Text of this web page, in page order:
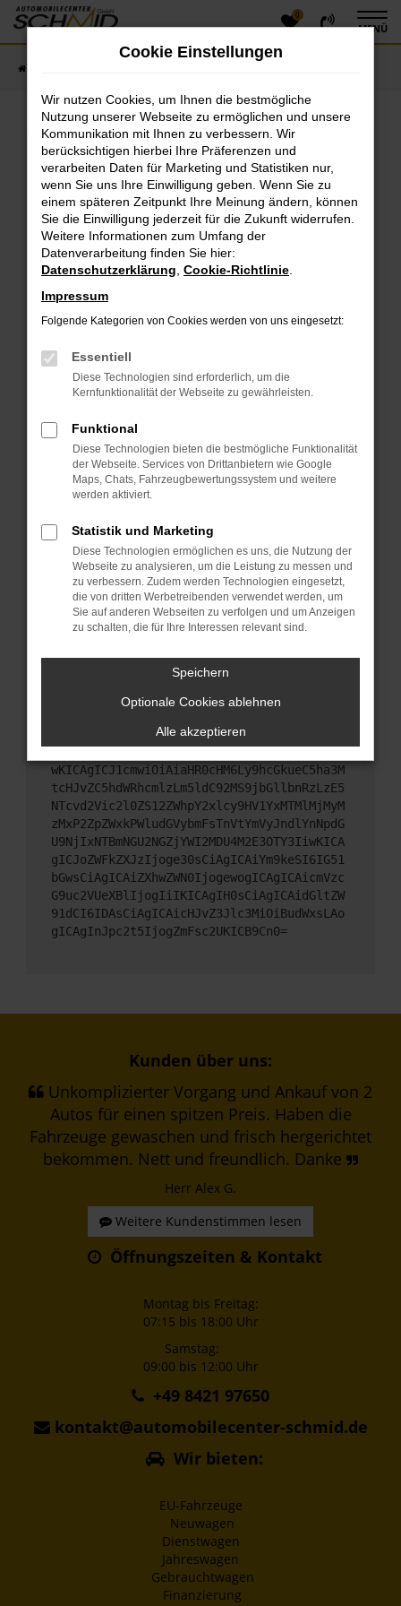
Zum
Hauptinhalt
0
MENÜ
Fehler: Network Error
Beim Laden ist ein Fehler aufgetreten.
Hier sind ein paar Tipps, die dir helfen können:
Überprüfe deine Firewall und deine
Internetverbindung.
Laden andere Webseiten, zum Beispiel deine
Suchmaschine?
Prüfe deine Browsererweiterungen.
das Laden bestimmter Seiten verhindern.
Funktioniert die Seite in einem anderen Browser
oder in einem privaten Fenster?
Das kann manchmal helfen, vorübergehende
Probleme zu beheben.
Stelle sicher, dass dein Browser und dein
Betriebssystem auf dem neuesten Stand sind.
Sicherheitsrisiko, sondern kann auch dazu führen,
dass bestimmte Funktionen nicht mehr
unterstützt werden.
Wende dich an den Webseitenbetreiber.
Wenn du alle oben genannten Schritte versucht
hast, kontaktiere uns bitte. Wir werden versuchen,
das Problem zu beheben. Du kannst uns diesen
Text schicken, um uns bei der Fehlersuche zu
unterstützen:
ewogICJuYW1lIjogIk5ldHdvcmtFcnJvciIsCiAgI
mNvbmZpZyI6IHsKICAgICJtZXRob2QiOiAiR0VUIi
wKICAgICJ1cmwiOiAiaHR0cHM6Ly9hcGkueC5ha3M
tcHJvZC5hdWRhcmlzLm5ldC92MS9jbGllbnRzLzE5
NTcvd2Vic2l0ZS12ZWhpY2xlcy9HV1YxMTMlMjMyM
zMxP2ZpZWxkPWludGVybmFsTnVtYmVyJndlYnNpdG
U9NjIxNTBmNGU2NGZjYWI2MDU4M2E3OTY3IiwKICA
gICJoZWFkZXJzIjoge30sCiAgICAiYm9keSI6IG51
bGwsCiAgICAiZXhwZWN0IjogewogICAgICAicmVzc
G9uc2VUeXBlIjogIiIKICAgIH0sCiAgICAidGltZW
91dCI6IDAsCiAgICAicHJvZ3Jlc3MiOiBudWxsLAo
gICAgInJpc2t5IjogZmFsc2UKICB9Cn0=
Kunden über uns:
Unkomplizierter Vorgang und Ankauf von 2
Autos für einen spitzen Preis. Haben die
Fahrzeuge gewaschen und frisch hergerichtet
bekommen. Nett und freundlich. Danke
Herr Alex G.
Weitere Kundenstimmen lesen
Öffnungszeiten & Kontakt
Montag bis Freitag:
07:15 bis 18:00 Uhr
Samstag:
09:00 bis 12:00 Uhr
+49 8421 97650
kontakt@automobilecenter-schmid.de
Wir bieten:
EU-Fahrzeuge
Neuwagen
Dienstwagen
Jahreswagen
Gebrauchtwagen
Finanzierung
Cookie Einstellungen
Wir nutzen Cookies, um Ihnen die bestmögliche
Nutzung unserer Webseite zu ermöglichen und unsere
Kommunikation mit Ihnen zu verbessern. Wir
berücksichtigen hierbei Ihre Präferenzen und
verarbeiten Daten für Marketing und Statistiken nur,
wenn Sie uns Ihre Einwilligung geben. Wenn Sie zu
einem späteren Zeitpunkt Ihre Meinung ändern, können
Sie die Einwilligung jederzeit für die Zukunft widerrufen.
Weitere Informationen zum Umfang der
Datenverarbeitung finden Sie hier:
Datenschutzerklärung Cookie-Richtlinie
Impressum
Folgende Kategorien von Cookies werden von uns eingesetzt:
Essentiell
Diese Technologien sind erforderlich, um die
Kernfunktionalität der Webseite zu gewährleisten.
Funktional
Diese Technologien bieten die bestmögliche Funktionalität
der Webseite. Services von Drittanbietern wie Google
Maps, Chats, Fahrzeugbewertungssystem und weitere
werden aktiviert.
Statistik und Marketing
Diese Technologien ermöglichen es uns, die Nutzung der
Webseite zu analysieren, um die Leistung zu messen und
zu verbessern. Zudem werden Technologien eingesetzt,
die von dritten Werbetreibenden verwendet werden, um
Sie auf anderen Webseiten zu verfolgen und um Anzeigen
zu schalten, die für Ihre Interessen relevant sind.
Speichern
Optionale Cookies ablehnen
Alle akzeptieren